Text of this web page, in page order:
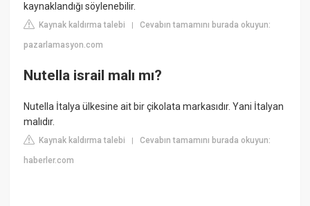
kaynaklandığı söylenebilir.
Kaynak kaldırma talebi |Cevabın tamamını burada okuyun:
pazarlamasyon.com
Nutella israil malı mı?
Nutella İtalya ülkesine ait bir çikolata markasıdır. Yani İtalyan
malıdır.
Kaynak kaldırma talebi |Cevabın tamamını burada okuyun:
haberler.com